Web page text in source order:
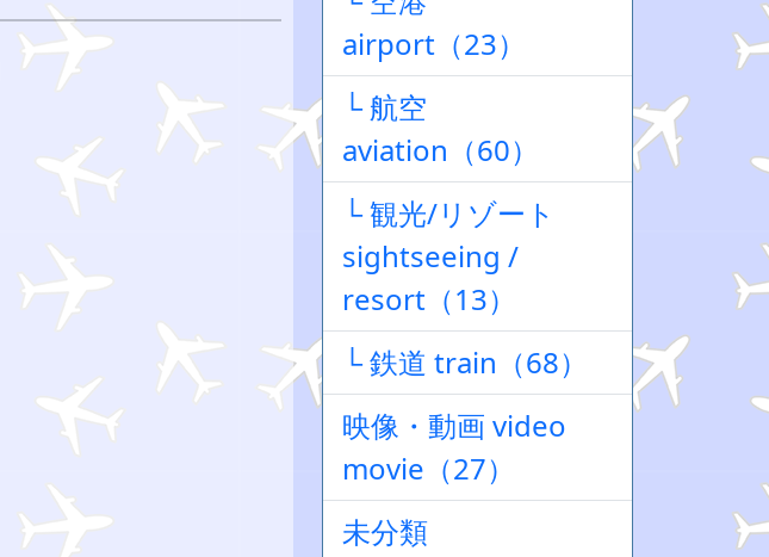
airport（23）
└ 航空
aviation（60）
└ 観光/リゾート
sightseeing /
resort（13）
└ 鉄道 train（68）
映像・動画 video
movie（27）
未分類